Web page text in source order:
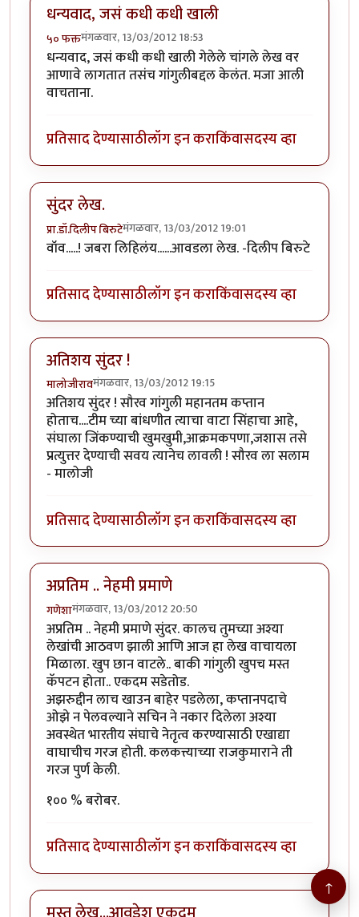
धन्यवाद, जसं कधी कधी खाली
५० फक्तमंगळवार, 13/03/2012 18:53
धन्यवाद, जसं कधी कधी खाली गेलेले चांगले लेख वर
आणावे लागतात तसंच गांगुलीबद्दल केलंत. मजा आली
वाचताना.
प्रतिसाद देण्यासाठीलॉग इन कराकिंवासदस्य व्हा
सुंदर लेख.
प्रा.डॉ.दिलीप बिरुटेमंगळवार, 13/03/2012 19:01
वॉव.....! जबरा लिहिलंय......आवडला लेख. -दिलीप बिरुटे
प्रतिसाद देण्यासाठीलॉग इन कराकिंवासदस्य व्हा
अतिशय सुंदर !
मालोजीरावमंगळवार, 13/03/2012 19:15
अतिशय सुंदर ! सौरव गांगुली महानतम कप्तान
होताच....टीम च्या बांधणीत त्याचा वाटा सिंहाचा आहे,
संघाला जिंकण्याची खुमखुमी,आक्रमकपणा,जशास तसे
प्रत्युत्तर देण्याची सवय त्यानेच लावली ! सौरव ला सलाम
- मालोजी
प्रतिसाद देण्यासाठीलॉग इन कराकिंवासदस्य व्हा
अप्रतिम .. नेहमी प्रमाणे
गणेशामंगळवार, 13/03/2012 20:50
अप्रतिम .. नेहमी प्रमाणे सुंदर. कालच तुमच्या अश्या
लेखांची आठवण झाली आणि आज हा लेख वाचायला
मिळाला. खुप छान वाटले.. बाकी गांगुली खुपच मस्त
कॅपटन होता.. एकदम सडेतोड.
अझरुद्दीन लाच खाउन बाहेर पडलेला, कप्तानपदाचे
ओझे न पेलवल्याने सचिन ने नकार दिलेला अश्या
अवस्थेत भारतीय संघाचे नेतृत्व करण्यासाठी एखाद्या
वाघाचीच गरज होती. कलकत्त्याच्या राजकुमाराने ती
गरज पुर्ण केली.
१०० % बरोबर.
प्रतिसाद देण्यासाठीलॉग इन कराकिंवासदस्य व्हा
↑